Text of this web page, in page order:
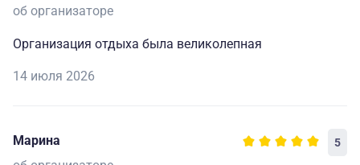
об организаторе
Организация отдыха была великолепная
14 июля 2026
Марина 5